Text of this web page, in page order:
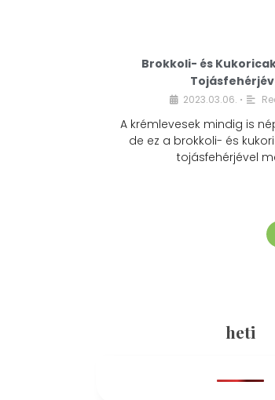
Brokkoli- és
2023.03.06. •
A krémlevesek mindig is
de ez a brokkoli- és
tojásfehérjével
heti